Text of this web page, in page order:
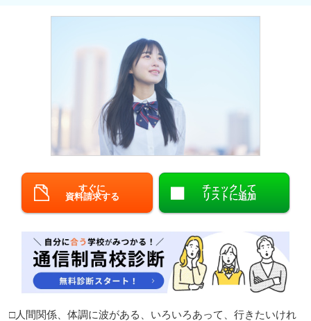
北陸・甲信越
中国
九州・沖縄
閉じる
すぐに
資料請求する
チェックして
リストに追加
□人間関係、体調に波がある、いろいろあって、行きたいけれ